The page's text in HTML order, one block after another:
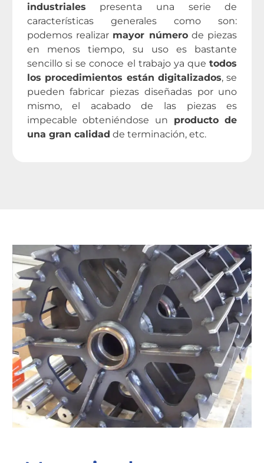
industriales presenta una serie de
características generales como son:
podemos realizar mayor númerode piezas
en menos tiempo, su uso es bastante
sencillo si se conoce el trabajo ya quetodos
los procedimientos están digitalizados, se
pueden fabricar piezas diseñadas por uno
mismo, el acabado de las piezas es
impecable obteniéndose un producto de
una gran calidad de terminación, etc.